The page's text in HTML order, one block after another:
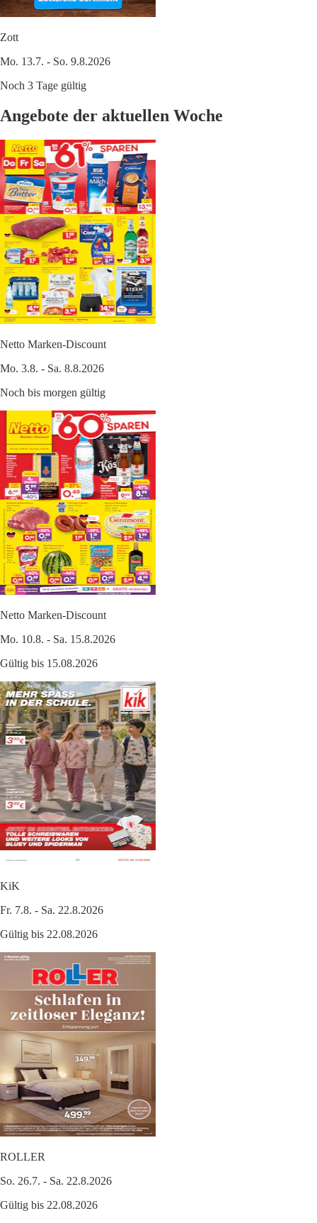
Zott
Mo. 13.7. - So. 9.8.2026
Noch 3 Tage gültig
Angebote der aktuellen Woche
Netto Marken-Discount
Mo. 3.8. - Sa. 8.8.2026
Noch bis morgen gültig
Netto Marken-Discount
Mo. 10.8. - Sa. 15.8.2026
Gültig bis 15.08.2026
KiK
Fr. 7.8. - Sa. 22.8.2026
Gültig bis 22.08.2026
ROLLER
So. 26.7. - Sa. 22.8.2026
Gültig bis 22.08.2026